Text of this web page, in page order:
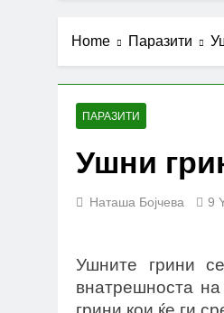
Home Паразити
ПАРАЗИТИ
Ушни
Наташа Бојчева 9
Ушните грини
внатрешноста